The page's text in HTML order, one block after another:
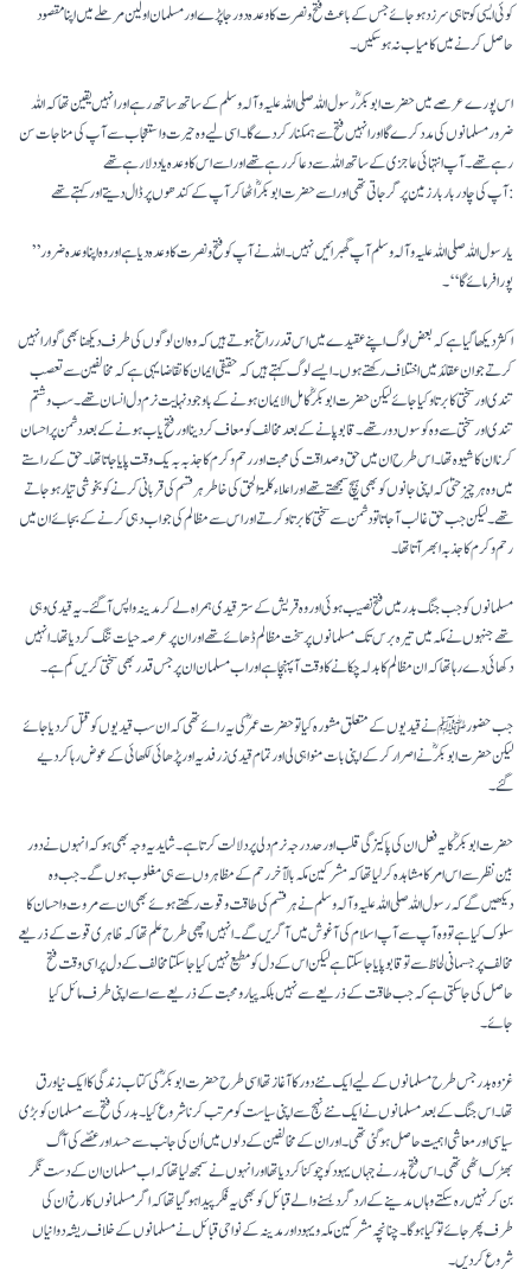
کوئی ایسی کوتاہی سرزد ہوجائے جس کے باعث فتح و نصرت کا وعدہ دور جا پڑے اور مسلمان اولین مرحلے میں اپنا مقصود
حاصل کرنے میں کامیاب نہ ہو سکیں۔
اس پورے عرصے میں حضرت ابوبکرؓ رسول اللہ صلی اللہ علیہ وآلہ وسلم کے ساتھ ساتھ رہے اور انہیں یقین تھا کہ اللہ
ضرور مسلمانوں کی مدد کرے گا اور انہیں فتح سے ہمکنار کر دے گا۔ اسی لیے وہ حیرت و استعجاب سے آپ کی مناجات سن
رہے تھے۔ آپ انتہائی عاجزی کے ساتھ اللہ سے دعا کر رہے تھے اور اسے اس کا وعدہ یاد دلا رہے تھے
آپ کی چادر بار بار زمین پر گر جاتی تھی اور اسے حضرت ابوبکرؓ اٹھا کر آپ کے کندھوں پر ڈال دیتے اورکہتے تھے:
’’یا رسول اللہ صلی اللہ علیہ وآلہ وسلم آپ گھبرائیں نہیں۔ اللہ نے آپ کو فتح و نصرت کا وعد ہ دیا ہے اور وہ اپنا وعدہ ضرور
پورافرمائے گا‘‘۔
اکثر دیکھا گیا ہے کہ بعض لوگ اپنے عقیدے میں اس قدر راسخ ہوتے ہیں کہ وہ ان لوگوں کی طرف دیکھنا بھی گوارا نہیں
کرتے جو ان عقائد میں اختلاف رکھتے ہوں۔ ایسے لوگ کہتے ہیں کہ حقیقی ایمان کا تقاضا یہی ہے کہ مخالفین سے تعصب
تندی اور سختی کا برتاو کیا جائے لیکن حضرت ابوبکرؓ کامل الایمان ہونے کے باوجود نہایت نرم دل انسان تھے۔ سب و شتم
تندی اور سختی سے وہ کوسوں دور تھے۔ قابو پانے کے بعد مخالف کو معاف کر دینا اور فتح یاب ہونے کے بعد دشمن پر احسان
کرنا ان کا شیوہ تھا۔ اس طرح ان میں حق و صداقت کی محبت اوررحم و کرم کا جذبہ بہ یک وقت پایاجاتا تھا۔ حق کے راستے
میں وہ ہر چیز حتیٰ کہ اپنی جانوں کو بھی ہیچ سمجھتے تھے اور اعلاء کلمۃ الحق کی خاطر ہر قسم کی قربانی کرنے کو بخوشی تیار ہو جاتے
تھے ۔ لیکن جب حق غالب آ جاتا تو دشمن سے سختی کابرتاو کرتے اور اس سے مظالم کی جواب دہی کرنے کے بجائے ان میں
رحم و کرم کا جذبہ ابھر آتا تھا۔
مسلمانوں کو جب جنگ بدر میں فتح نصیب ہوئی اور وہ قریش کے ستر قیدی ہمراہ لے کر مدینہ واپس آ گئے۔ یہ قیدی وہی
تھے جنہوں نے مکہ میں تیرہ برس تک مسلمانوں پر سخت مظالم ڈھائے تھے اور ان پر عرصہ حیات تنگ کر دیا تھا۔ انہیں
دکھائی دے رہا تھا کہ ان مظالم کا بدلہ چکانے کا وقت آ پہنچا ہے اوراب مسلمان ان پر جس قدربھی سختی کریں کم ہے۔
جب حضور ﷺ نے قیدیوں کے متعلق مشورہ کیا تو حضرت عمرؓ کی یہ رائے تھی کہ ان سب قیدیوں کو قتل کر دیا جائے
لیکن حضرت ابوبکرؓ نے اصرار کر کے اپنی بات منوا ہی لی اور تمام قیدی زر فدیہ اور پڑھائی لکھائی کے عوض رہا کر دیے
گئے۔
حضرت ابوبکرؓ کایہ فعل ان کی پاکیزگی قلب اور حد درجہ نرم دلی پر دلالت کرتاہے۔ شاید یہ وجہ بھی ہو کہ انہوں نے دور
بین نظر سے اس امر کامشاہدہ کر لیا تھا کہ مشرکین مکہ بالآخر رحم کے مظاہروں سے ہی مغلوب ہوں گے۔ جب وہ
دیکھیں گے کہ رسول اللہ صلی اللہ علیہ وآلہ وسلم نے ہر قسم کی طاقت و قوت رکھتے ہوئے بھی ان سے مروت و احسان کا
سلوک کیا ہے تو وہ آپ سے آپ اسلام کی آغوش میں آ گریں گے۔ انہیں اچھی طرح علم تھا کہ ظاہری قوت کے ذریعے
مخالف پر جسمانی لحاظ سے تو قابو پایا جا سکتاہے لیکن اس کے دل کو مطیع نہیں کیا جا سکتا مخالف کے دل پر اسی وقت فتح
حاصل کی جا سکتی ہے کہ جب طاقت کے ذریعے سے نہیں بلکہ پیار و محبت کے ذریعےسے اسے اپنی طرف مائل کیا
جائے۔
غزوہ بدر جس طرح مسلمانوں کے لیے ایک نئے دور کا آغاز تھا اسی طرح حضرت ابوبکرؓ کی کتاب زندگی کا ایک نیا ورق
تھا۔ اس جنگ کے بعد مسلمانوں نے ایک نئے نہج سے اپنی سیاست کو مرتب کرنا شروع کیا۔ بدر کی فتح سے مسلمان کو بڑی
سیاسی اور معاشی اہمیت حاصل ہو گئی تھی۔ اور ان کے مخالفین کے دلوں میں اُن کی جانب سے حسد اور غصّے کی آگ
بھڑک اٹھی تھی۔ اس فتح بدر نے جہاں یہود کو چوکنا کر دیا تھا اور انہوں نے سمجھ لیا تھا کہ اب مسلمان ان کے دست نگر
بن کر نہیں رہ سکتے وہاں مدینے کے اردگرد بسنے والے قبائل کو بھی یہ فکر پیدا ہو گیا تھا کہ اگر مسلمانوں کا رخ ان کی
طرف پھر جائے تو کیا ہوگا۔ چنانچہ مشرکین مکہ و یہود اور مدینہ کے نواحی قبائل نے مسلمانوں کے خلاف ریشہ دوانیاں
شروع کر دیں۔